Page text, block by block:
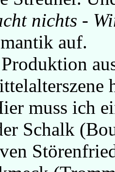
nichts -
auf.
muss ich
Schalk